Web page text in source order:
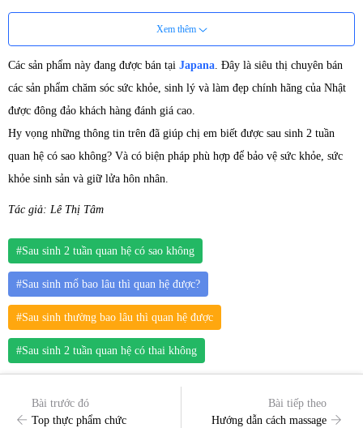
Xem thêm
Các sản phẩm này đang được bán tại Japana. Đây là siêu thị chuyên bán
các sản phẩm chăm sóc sức khỏe, sinh lý và làm đẹp chính hãng của Nhật
được đông đảo khách hàng đánh giá cao.
Hy vọng những thông tin trên đã giúp chị em biết được sau sinh 2 tuần
quan hệ có sao không? Và có biện pháp phù hợp để bảo vệ sức khỏe, sức
khỏe sinh sản và giữ lửa hôn nhân.
Tác giả: Lê Thị Tâm
#Sau sinh 2 tuần quan hệ có sao không
#Sau sinh mổ bao lâu thì quan hệ được?
#Sau sinh thường bao lâu thì quan hệ được
#Sau sinh 2 tuần quan hệ có thai không
Bài trước đó
Top thực phẩm chức
Bài tiếp theo
Hướng dẫn cách massage